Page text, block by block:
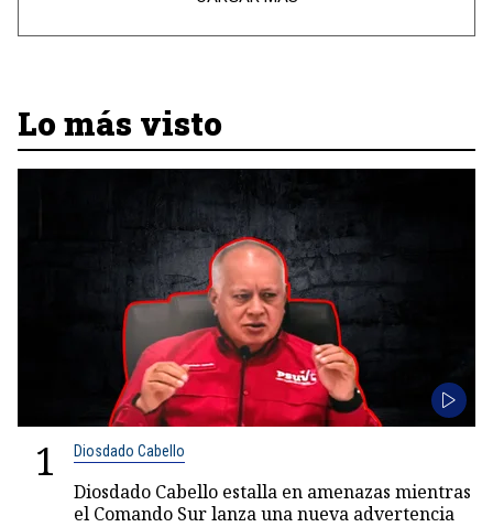
Lo más visto
1 Diosdado Cabello
Diosdado Cabello estalla en amenazas mientras
el Comando Sur lanza una nueva advertencia